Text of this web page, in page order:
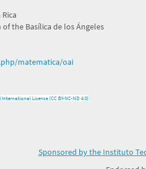
the Basílica de los Ángeles
matematica/oai
License (CC BY-NC-ND 4.0)
Sponsored by the Instituto